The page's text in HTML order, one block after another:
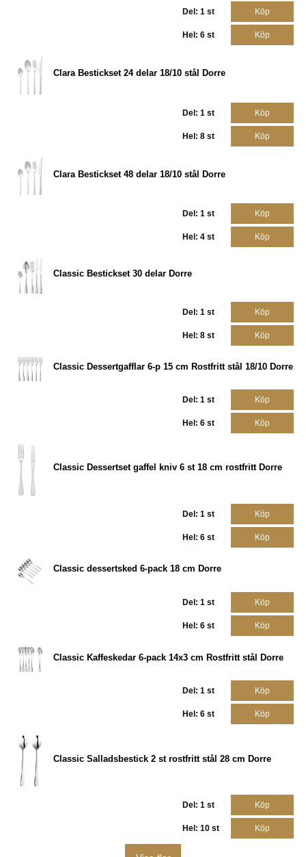
Del: 1 st Köp
Hel: 6 st Köp
Clara Bestickset 24 delar 18/10 stål Dorre
Del: 1 st Köp
Hel: 8 st Köp
Clara Bestickset 48 delar 18/10 stål Dorre
Del: 1 st Köp
Hel: 4 st Köp
Classic Bestickset 30 delar Dorre
Del: 1 st Köp
Hel: 8 st Köp
Classic Dessertgafflar 6-p 15 cm Rostfritt stål 18/10 Dorre
Del: 1 st Köp
Hel: 6 st Köp
Classic Dessertset gaffel kniv 6 st 18 cm rostfritt Dorre
Del: 1 st Köp
Hel: 6 st Köp
Classic dessertsked 6-pack 18 cm Dorre
Del: 1 st Köp
Hel: 6 st Köp
Classic Kaffeskedar 6-pack 14x3 cm Rostfritt stål Dorre
Del: 1 st Köp
Hel: 6 st Köp
Classic Salladsbestick 2 st rostfritt stål 28 cm Dorre
Del: 1 st Köp
Hel: 10 st Köp